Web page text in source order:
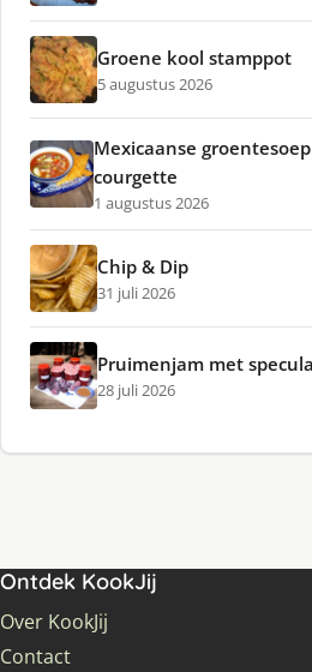
Groene kool stamppot
5 augustus 2026
Mexicaanse
courgette
1 augustus 2026
Chip & Dip
31 juli 2026
Pruimenjam met
28 juli 2026
Ontdek KookJij
Over KookJij
Contact